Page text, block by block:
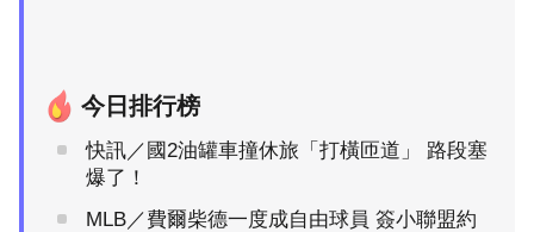
今日排行榜
快訊／國2油罐車撞休旅「打橫匝道」 路段塞
爆了！
MLB／費爾柴德一度成自由球員 簽小聯盟約